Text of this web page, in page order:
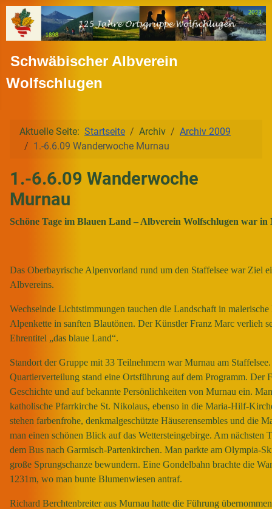
Schwäbischer Albverein
Wolfschlugen
Aktuelle Seite: Startseite Archiv
Archiv 2009
1.-6.6.09 Wanderwoche Murnau
1.-6.6.09 Wanderwoche
Murnau
Schöne Tage im Blauen Land – Albverein Wolfschlugen war
Das Oberbayrische Alpenvorland rund um den Staffelsee war Ziel
Albvereins.
Wechselnde Lichtstimmungen tauchen die Landschaft in
Alpenkette in sanften Blautönen. Der Künstler Franz Marc verlieh
Ehrentitel „das blaue Land“.
Standort der Gruppe mit 33 Teilnehmern war Murnau am
Quartierverteilung stand eine Ortsführung auf dem Programm. Der
Geschichte und auf bekannte Persönlichkeiten von Murnau ein.
katholische Pfarrkirche St. Nikolaus, ebenso in die Maria-Hilf-
stehen farbenfrohe, denkmalgeschützte Häuserensembles und die
man einen schönen Blick auf das Wettersteingebirge. Am nächsten
dem Bus nach Garmisch-Partenkirchen. Man parkte am Olympia-
große Sprungschanze bewundern. Eine Gondelbahn brachte die
1231m, wo man bunte Blumenwiesen antraf.
Richard Berchtenbreiter aus Murnau hatte die Führung